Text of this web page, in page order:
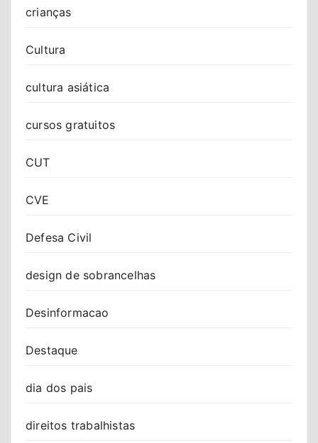
crianças
Cultura
cultura asiática
cursos gratuitos
CUT
CVE
Defesa Civil
design de sobrancelhas
Desinformacao
Destaque
dia dos pais
direitos trabalhistas